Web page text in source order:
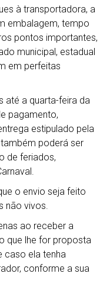
à transportadora, a
embalagem, tempo
pontos importantes,
municipal, estadual
em perfeitas
até a quarta-feira da
pagamento,
estipulado pela
poderá ser
de feriados,
o envio seja feito
não vivos.
ao receber a
que lhe for proposta
caso ela tenha
conforme a sua